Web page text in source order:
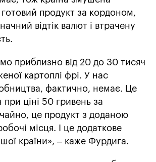
готовий продукт за кордоном,
відтік валют і втрачену
приблизно від 20 до 30 тисяч
картоплі фрі. У нас
фактично, немає. Це
ціні 50 гривень за
це продукт з доданою
місця. І це додаткове
країни», – каже Фурдига.